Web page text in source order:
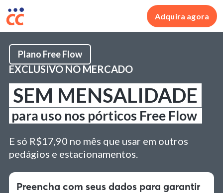
Adquira agora
Plano Free Flow
EXCLUSIVO NO MERCADO
SEM MENSALIDADE
para uso nos pórticos Free Flow
E só R$17,90 no mês que usar em outros
pedágios e estacionamentos.
Preencha com seus dados para garantir